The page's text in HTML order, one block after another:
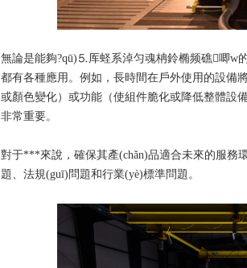
無論是能夠?qū)⒌厍蛏系淖匀魂柟鈴椭频礁唧w
都有各種應用。例如，長時間在戶外使用的
或顏色變化）或功能（使組件脆化或降低整體設備
非常重要。
對于***來說，確保其產(chǎn)品適合未來的服務
題、法規(guī)問題和行業(yè)標準問題。